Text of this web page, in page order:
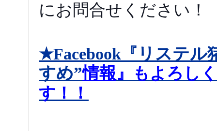
にお問合せください！
★Facebook『 リステル
すめ”情報』もよろし
す！！